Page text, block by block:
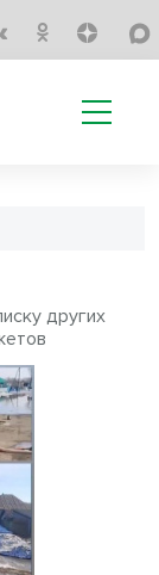
других